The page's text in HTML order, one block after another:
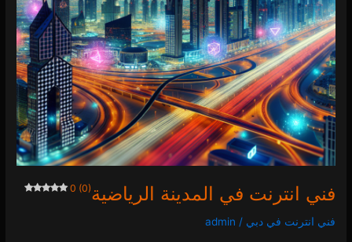
فني انترنت في المدينة الرياضية0 (0)
فني انترنت في دبي /
admin